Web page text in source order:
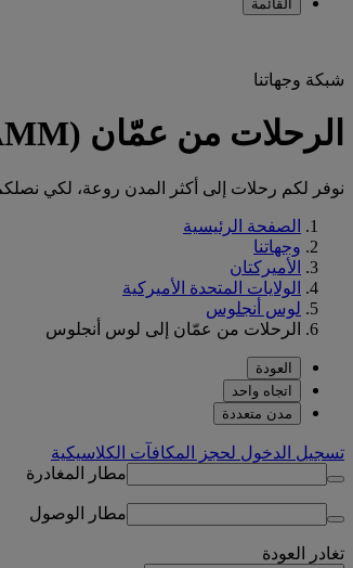
القائمة
شبكة وجهاتنا
الرحلات من عمّان (AMM) إلى لوس أنجلوس (LAX)
نوفر لكم رحلات إلى أكثر المدن روعة، لكي
الصفحة الرئيسية
وجهاتنا
الأميركتان
الولايات المتحدة الأميركية
لوس أنجلوس
الرحلات من عمّان إلى لوس أنجلوس
العودة
اتجاه واحد
مدن متعددة
تسجيل الدخول لحجز المكافآت الكلاسيكية
مطار المغادرة
مطار الوصول
تغادر العودة